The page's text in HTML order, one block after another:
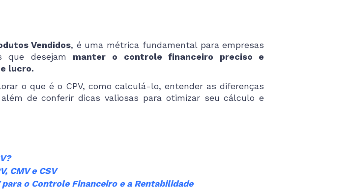
Vendidos, é uma métrica fundamental para empresas
que desejam manter o controle financeiro preciso e
lucro.
o que é o CPV, como calculá-lo, entender as diferenças
além de conferir dicas valiosas para otimizar seu cálculo e
CMV e CSV
o Controle Financeiro e a Rentabilidade